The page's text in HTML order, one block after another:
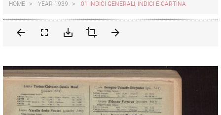
HOME YEAR 1939 01 INDICI GENERALI, INDICI E CARTINA